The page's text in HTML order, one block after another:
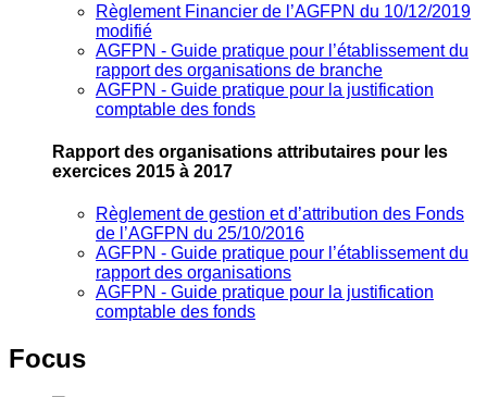
Règlement Financier de l’AGFPN du 10/12/2019
modifié
AGFPN ‐ Guide pratique pour l’établissement du
rapport des organisations de branche
AGFPN ‐ Guide pratique pour la justification
comptable des fonds
Rapport des organisations attributaires pour les
exercices 2015 à 2017
Règlement de gestion et d’attribution des Fonds
de l’AGFPN du 25/10/2016
AGFPN ‐ Guide pratique pour l’établissement du
rapport des organisations
AGFPN ‐ Guide pratique pour la justification
comptable des fonds
Focus